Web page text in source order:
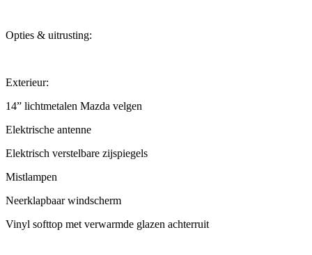
Opties & uitrusting:
Exterieur:
14” lichtmetalen Mazda velgen
Elektrische antenne
Elektrisch verstelbare zijspiegels
Mistlampen
Neerklapbaar windscherm
Vinyl softtop met verwarmde glazen achterruit